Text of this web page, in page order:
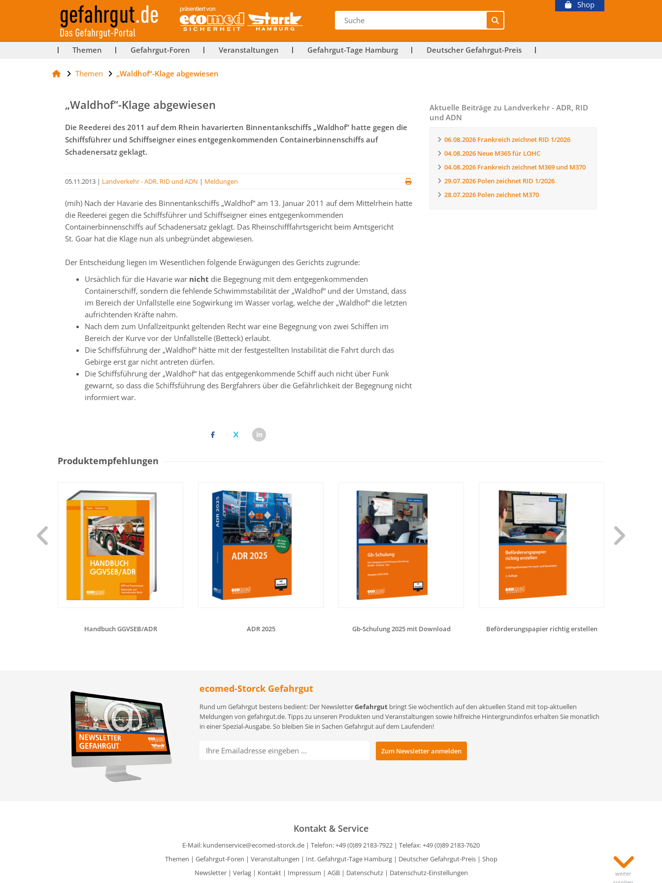
Shop
Themen Gefahrgut-Foren Veranstaltungen Gefahrgut-Tage Hamburg Deutscher Gefahrgut-Preis
Themen „Waldhof“-Klage abgewiesen
„Waldhof“-Klage abgewiesen
Die Reederei des 2011 auf dem Rhein havarierten Binnentankschiffs „Waldhof“ hatte gegen die
Schiffsführer und Schiffseigner eines entgegenkommenden Containerbinnenschiffs auf
Schadenersatz geklagt.
05.11.2013 | Landverkehr - ADR, RID und ADN | Meldungen
(mih) Nach der Havarie des Binnentankschiffs „Waldhof“ am 13. Januar 2011 auf dem Mittelrhein hatte
die Reederei gegen die Schiffsführer und Schiffseigner eines entgegenkommenden
Containerbinnenschiffs auf Schadenersatz geklagt. Das Rheinschifffahrtsgericht beim Amtsgericht
St. Goar hat die Klage nun als unbegründet abgewiesen.
Der Entscheidung liegen im Wesentlichen folgende Erwägungen des Gerichts zugrunde:
Ursächlich für die Havarie war nicht die Begegnung mit dem entgegenkommenden
Containerschiff, sondern die fehlende Schwimmstabilität der „Waldhof“ und der Umstand, dass
im Bereich der Unfallstelle eine Sogwirkung im Wasser vorlag, welche der „Waldhof“ die letzten
aufrichtenden Kräfte nahm.
Nach dem zum Unfallzeitpunkt geltenden Recht war eine Begegnung von zwei Schiffen im
Bereich der Kurve vor der Unfallstelle (Betteck) erlaubt.
Die Schiffsführung der „Waldhof“ hätte mit der festgestellten Instabilität die Fahrt durch das
Gebirge erst gar nicht antreten dürfen.
Die Schiffsführung der „Waldhof“ hat das entgegenkommende Schiff auch nicht über Funk
gewarnt, so dass die Schiffsführung des Bergfahrers über die Gefährlichkeit der Begegnung nicht
informiert war.
Aktuelle Beiträge zu Landverkehr - ADR, RID
und ADN
06.08.2026 Frankreich zeichnet RID 1/2026
04.08.2026 Neue M365 für LOHC
04.08.2026 Frankreich zeichnet M369 und M370
29.07.2026 Polen zeichnet RID 1/2026
28.07.2026 Polen zeichnet M370
weiter
Produktempfehlungen
Handbuch GGVSEB/ADR ADR 2025 Gb-Schulung 2025 mit Download Beförderungspapier richtig erstellen
ecomed-Storck Gefahrgut
Rund um Gefahrgut bestens bedient: Der NewsletterGefahrgut bringt Sie wöchentlich auf den aktuellen Stand mit top-aktuellen
Meldungen von gefahrgut.de. Tipps zu unseren Produkten und Veranstaltungen sowie hilfreiche Hintergrundinfos erhalten Sie monatlich
in einer Spezial-Ausgabe. So bleiben Sie in Sachen Gefahrgut auf dem Laufenden!
Kontakt & Service
E-Mail: kundenservice@ecomed-storck.de | Telefon: +49 (0)89 2183-7922 | Telefax: +49 (0)89 2183-7620
Themen | Gefahrgut-Foren | Veranstaltungen | Int. Gefahrgut-Tage Hamburg| Deutscher Gefahrgut-Preis| Shop
Newsletter| Verlag| Kontakt| Impressum | AGB| Datenschutz| Datenschutz-Einstellungen